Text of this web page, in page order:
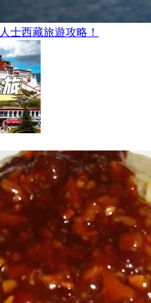
士西藏旅遊攻略！